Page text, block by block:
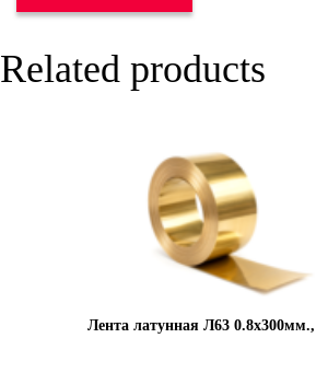
Related products
Лента латунная Л63